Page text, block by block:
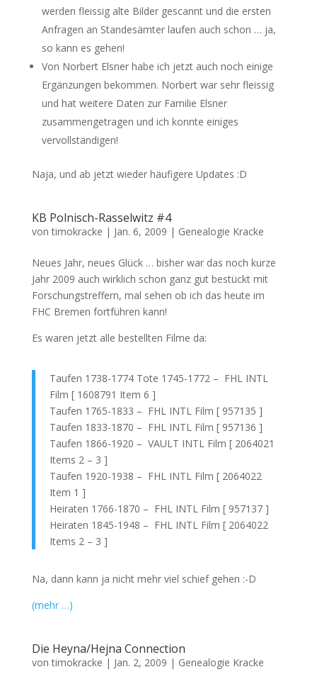
werden fleissig alte Bilder gescannt und die ersten
Anfragen an Standesämter laufen auch schon … ja,
so kann es gehen!
Von Norbert Elsner habe ich jetzt auch noch einige
Ergänzungen bekommen. Norbert war sehr fleissig
und hat weitere Daten zur Familie Elsner
zusammengetragen und ich konnte einiges
vervollständigen!
Naja, und ab jetzt wieder häufigere Updates :D
KB Polnisch-Rasselwitz #4
vontimokracke | Jan. 6, 2009 | Genealogie Kracke
Neues Jahr, neues Glück … bisher war das noch kurze
Jahr 2009 auch wirklich schon ganz gut bestückt mit
Forschungstreffern, mal sehen ob ich das heute im
FHC Bremen fortführen kann!
Es waren jetzt alle bestellten Filme da:
Taufen 1738-1774 Tote 1745-1772 – FHL INTL
Film [ 1608791 Item 6 ]
Taufen 1765-1833 – FHL INTL Film [ 957135 ]
Taufen 1833-1870 – FHL INTL Film [ 957136 ]
Taufen 1866-1920 – VAULT INTL Film [ 2064021
Items 2 – 3 ]
Taufen 1920-1938 – FHL INTL Film [ 2064022
Item 1 ]
Heiraten 1766-1870 – FHL INTL Film [ 957137 ]
Heiraten 1845-1948 – FHL INTL Film [ 2064022
Items 2 – 3 ]
Na, dann kann ja nicht mehr viel schief gehen :-D
(mehr …)
Die Heyna/Hejna Connection
vontimokracke | Jan. 2, 2009 | Genealogie Kracke